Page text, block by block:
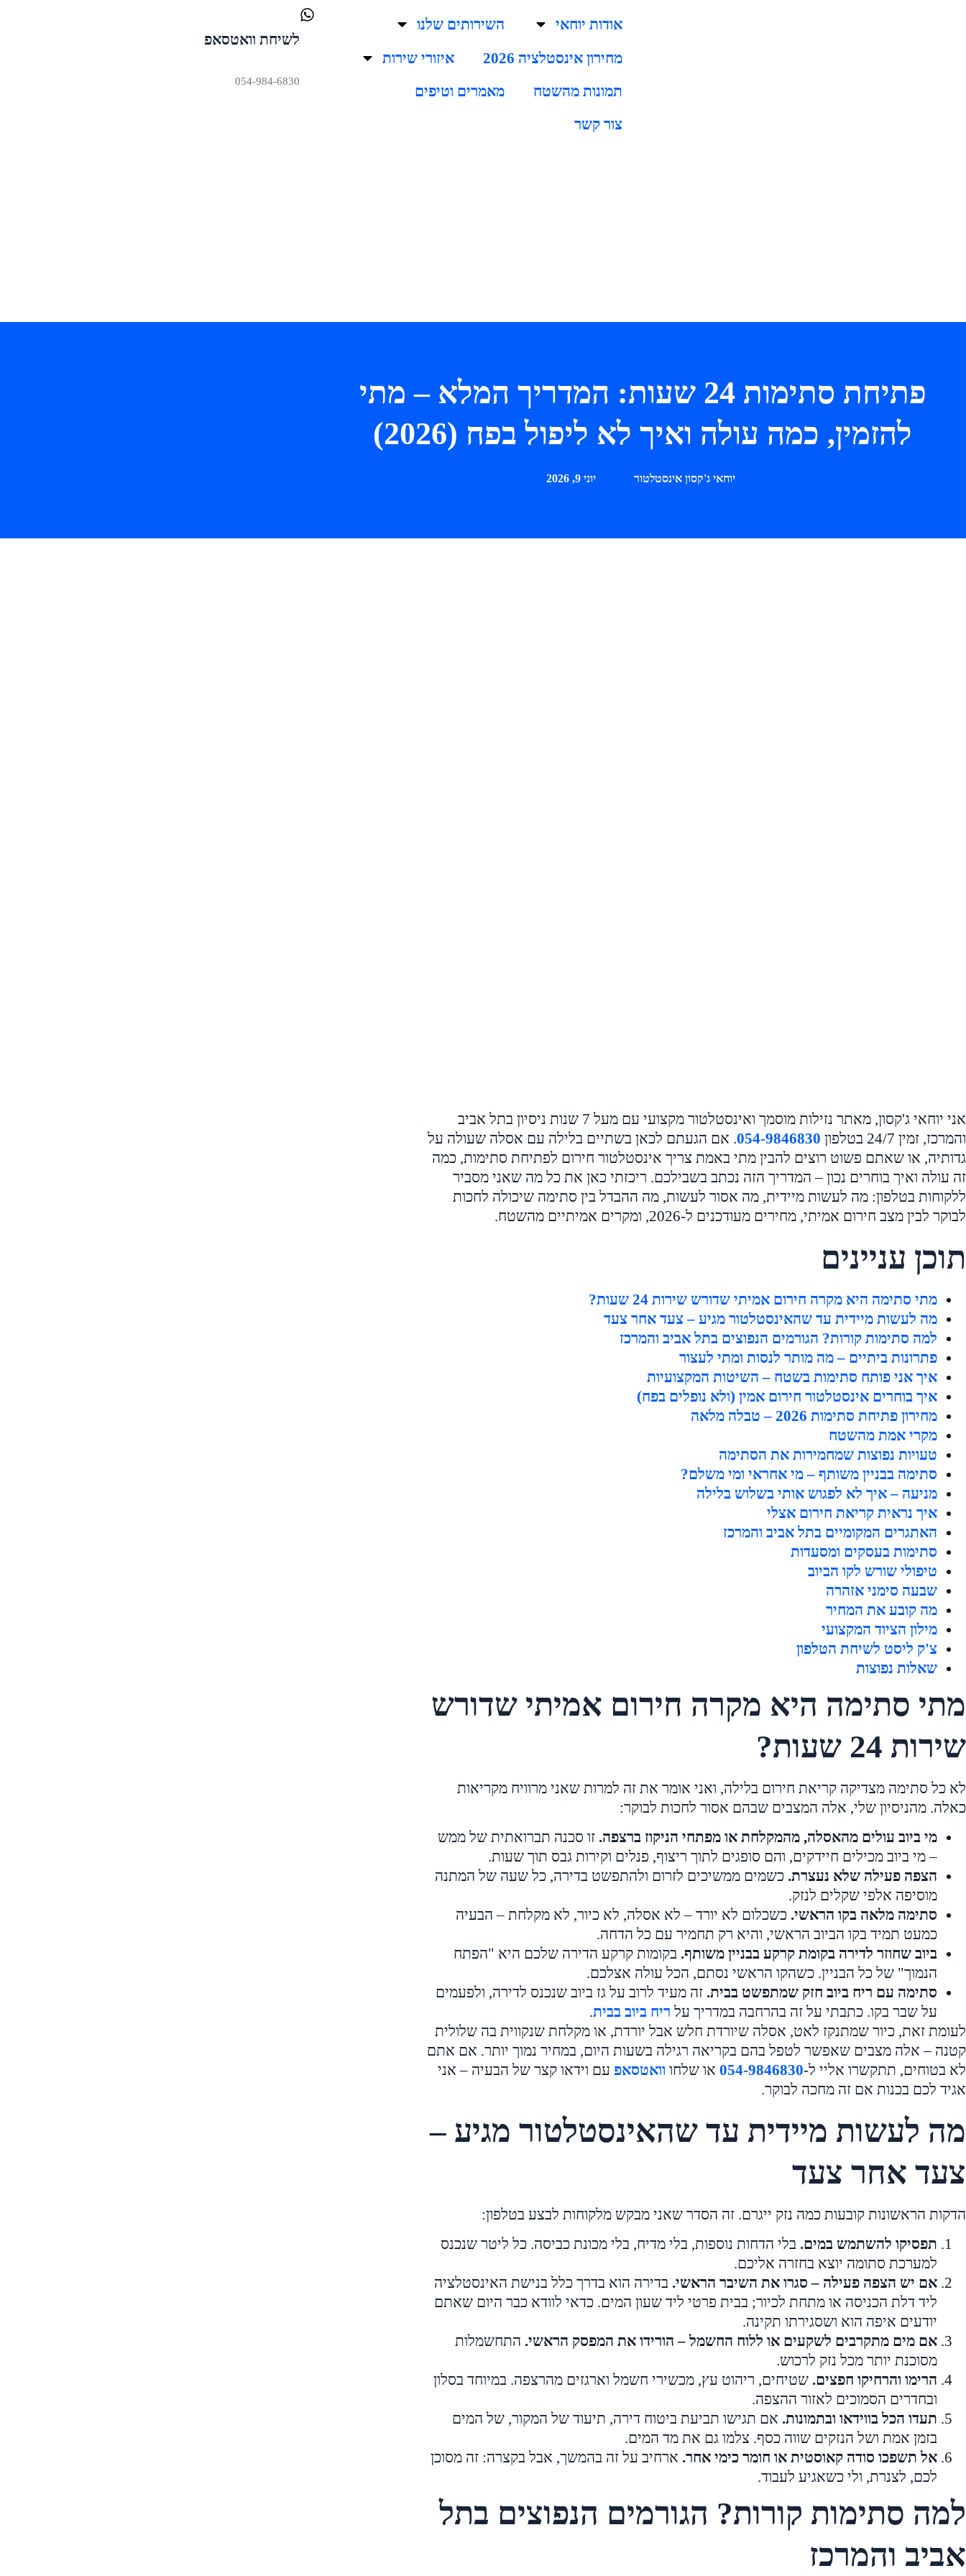
אודות יוחאי
השירותים שלנו
מחירון אינסטלציה 2026
איזורי שירות
תמונות מהשטח
מאמרים וטיפים
צור קשר
לשיחת וואטסאפ
054-984-6830
פתיחת סתימות 24 שעות: המדריך המלא – מתי
להזמין, כמה עולה ואיך לא ליפול בפח (2026)
יוחאי ג'קסון אינסטלטור יוני 9, 2026
אני יוחאי ג'קסון, מאתר נזילות מוסמך ואינסטלטור מקצועי עם מעל 7 שנות ניסיון בתל אביב
והמרכז, זמין 24/7 בטלפון
054-9846830. אם הגעתם לכאן בשתיים בלילה עם אסלה שעולה על
גדותיה, או שאתם פשוט רוצים להבין מתי באמת צריך אינסטלטור חירום לפתיחת סתימות, כמה
זה עולה ואיך בוחרים נכון – המדריך הזה נכתב בשבילכם. ריכזתי כאן את כל מה שאני מסביר
ללקוחות בטלפון: מה לעשות מיידית, מה אסור לעשות, מה ההבדל בין סתימה שיכולה לחכות
לבוקר לבין מצב חירום אמיתי, מחירים מעודכנים ל-2026, ומקרים אמיתיים מהשטח.
תוכן עניינים
מתי סתימה היא מקרה חירום אמיתי שדורש שירות 24 שעות?
מה לעשות מיידית עד שהאינסטלטור מגיע – צעד אחר צעד
למה סתימות קורות? הגורמים הנפוצים בתל אביב והמרכז
פתרונות ביתיים – מה מותר לנסות ומתי לעצור
איך אני פותח סתימות בשטח – השיטות המקצועיות
איך בוחרים אינסטלטור חירום אמין (ולא נופלים בפח)
מחירון פתיחת סתימות 2026 – טבלה מלאה
מקרי אמת מהשטח
טעויות נפוצות שמחמירות את הסתימה
סתימה בבניין משותף – מי אחראי ומי משלם?
מניעה – איך לא לפגוש אותי בשלוש בלילה
איך נראית קריאת חירום אצלי
האתגרים המקומיים בתל אביב והמרכז
סתימות בעסקים ומסעדות
טיפולי שורש לקו הביוב
שבעה סימני אזהרה
מה קובע את המחיר
מילון הציוד המקצועי
צ'ק ליסט לשיחת הטלפון
שאלות נפוצות
מתי סתימה היא מקרה חירום אמיתי שדורש
שירות 24 שעות?
לא כל סתימה מצדיקה קריאת חירום בלילה, ואני אומר את זה למרות שאני מרוויח מקריאות
כאלה. מהניסיון שלי, אלה המצבים שבהם אסור לחכות לבוקר:
מי ביוב עולים מהאסלה, מהמקלחת או מפתחי הניקוז ברצפה. זו סכנה תברואתית של ממש
– מי ביוב מכילים חיידקים, והם סופגים לתוך ריצוף, פנלים וקירות גבס תוך שעות.
הצפה פעילה שלא נעצרת. כשמים ממשיכים לזרום ולהתפשט בדירה, כל שעה של המתנה
מוסיפה אלפי שקלים לנזק.
סתימה מלאה בקו הראשי. כשכלום לא יורד – לא אסלה, לא כיור, לא מקלחת – הבעיה
כמעט תמיד בקו הביוב הראשי, והיא רק תחמיר עם כל הדחה.
ביוב שחוזר לדירה בקומת קרקע בבניין משותף. בקומות קרקע הדירה שלכם היא "הפתח
הנמוך" של כל הבניין. כשהקו הראשי נסתם, הכל עולה אצלכם.
סתימה עם ריח ביוב חזק שמתפשט בבית. זה מעיד לרוב על גז ביוב שנכנס לדירה, ולפעמים
על שבר בקו. כתבתי על זה בהרחבה במדריך על ריח ביוב בבית.
לעומת זאת, כיור שמתנקז לאט, אסלה שיורדת חלש אבל יורדת, או מקלחת שנקווית בה שלולית
קטנה – אלה מצבים שאפשר לטפל בהם בקריאה רגילה בשעות היום, במחיר נמוך יותר. אם אתם
לא בטוחים, תתקשרו אליי ל-054-9846830 או שלחו וואטסאפ עם וידאו קצר של הבעיה – אני
אגיד לכם בכנות אם זה מחכה לבוקר.
מה לעשות מיידית עד שהאינסטלטור מגיע –
צעד אחר צעד
הדקות הראשונות קובעות כמה נזק ייגרם. זה הסדר שאני מבקש מלקוחות לבצע בטלפון:
תפסיקו להשתמש במים. בלי הדחות נוספות, בלי מדיח, בלי מכונת כביסה. כל ליטר שנכנס
למערכת סתומה יוצא בחזרה אליכם.
אם יש הצפה פעילה – סגרו את השיבר הראשי. בדירה הוא בדרך כלל בנישת האינסטלציה
ליד דלת הכניסה או מתחת לכיור; בבית פרטי ליד שעון המים. כדאי לוודא כבר היום שאתם
יודעים איפה הוא ושסגירתו תקינה.
אם מים מתקרבים לשקעים או ללוח החשמל – הורידו את המפסק הראשי. התחשמלות
מסוכנת יותר מכל נזק לרכוש.
הרימו והרחיקו חפצים. שטיחים, ריהוט עץ, מכשירי חשמל וארגזים מהרצפה. במיוחד בסלון
ובחדרים הסמוכים לאזור ההצפה.
תעדו הכל בווידאו ובתמונות. אם תגישו תביעת ביטוח דירה, תיעוד של המקור, של המים
בזמן אמת ושל הנזקים שווה כסף. צלמו גם את מד המים.
אל תשפכו סודה קאוסטית או חומר כימי אחר. ארחיב על זה בהמשך, אבל בקצרה: זה מסוכן
לכם, לצנרת, ולי כשאגיע לעבוד.
למה סתימות קורות? הגורמים הנפוצים בתל
אביב והמרכז